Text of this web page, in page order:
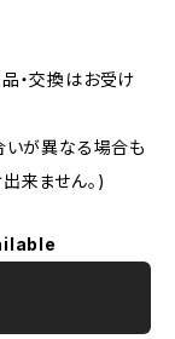
・交換はお受け
いが異なる場合も
来ません。)